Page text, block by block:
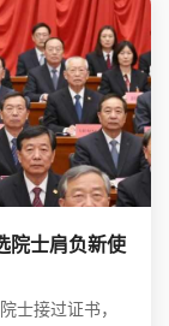
院士肩负新使
士接过证书，